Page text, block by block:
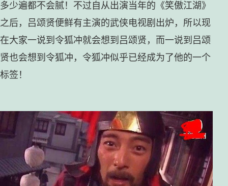
多少遍都不会腻！不过自从出演当年的《笑傲江湖》
之后，吕颂贤便鲜有主演的武侠电视剧出炉，所以现
在大家一说到令狐冲就会想到吕颂贤，而一说到吕颂
贤也会想到令狐冲，令狐冲似乎已经成为了他的一个
标签！